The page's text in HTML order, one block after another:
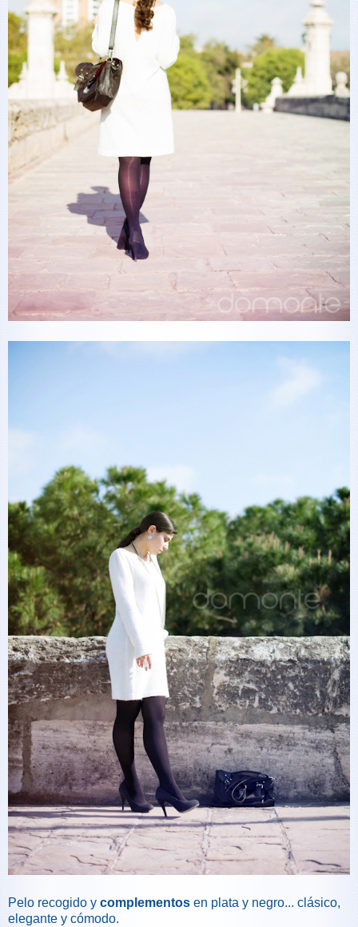
Pelo recogido y complementos en plata y negro... clásico,
elegante y cómodo.